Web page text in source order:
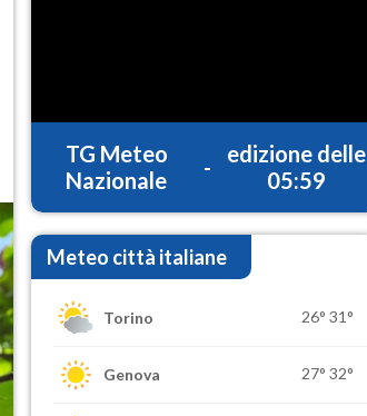
TG Meteo
Nazionale
-
edizione delle
05:59
Meteo città italiane
Torino 26° 31°
Genova 27° 32°